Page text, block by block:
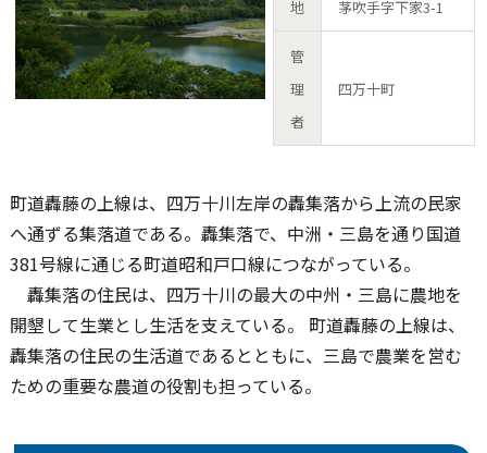
地 茅吹手字下家3-1
管
理
者
四万十町
町道轟藤の上線は、四万十川左岸の轟集落から上流の民家
へ通ずる集落道である。轟集落で、中洲・三島を通り国道
381号線に通じる町道昭和戸口線につながっている。
轟集落の住民は、四万十川の最大の中州・三島に農地を
開墾して生業とし生活を支えている。 町道轟藤の上線は、
轟集落の住民の生活道であるとともに、三島で農業を営む
ための重要な農道の役割も担っている。